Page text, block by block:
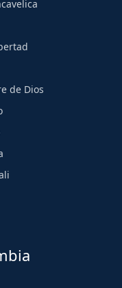
de Dios